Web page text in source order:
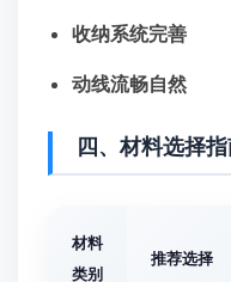
收纳系统完善
动线流畅自然
四、材料选择
材料
类别
推荐选择